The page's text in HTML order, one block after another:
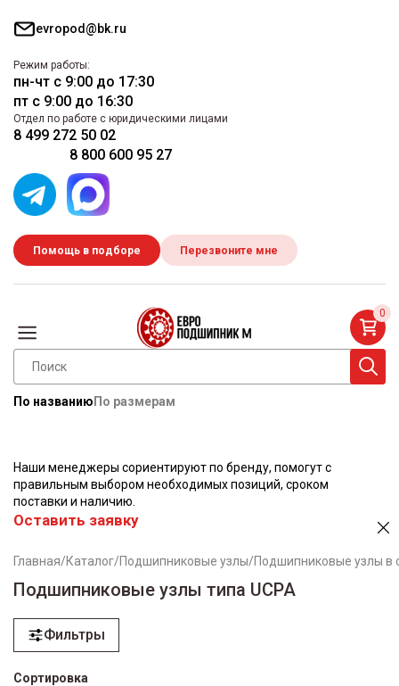
evropod@bk.ru
Режим работы:
пн-чт с 9:00 до 17:30
пт с 9:00 до 16:30
Отдел по работе с юридическими лицами
8 499 272 50 02
8 800 600 95 27
Помощь в подборе Перезвоните мне
По названию По размерам
0
Наши менеджеры сориентируют по бренду, помогут с
правильным выбором необходимых позиций, сроком
поставки и наличию.
Оставить заявку
Главная/Каталог/Подшипниковые узлы/Подшипниковые узлы в
Подшипниковые узлы типа UCPA
Фильтры
Сортировка